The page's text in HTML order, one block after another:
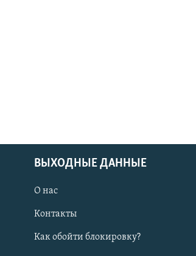
ВЫХОДНЫЕ ДАННЫЕ
О нас
Контакты
Как обойти блокировку?